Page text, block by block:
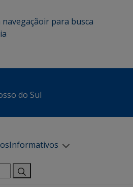
ir para busca
do Sul
Informativos